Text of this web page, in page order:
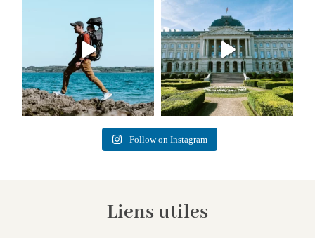
Follow on Instagram
Liens utiles